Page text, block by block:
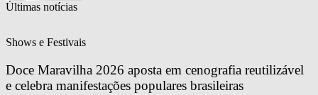
Últimas notícias
Shows e Festivais
Doce Maravilha 2026 aposta em cenografia reutilizável
e celebra manifestações populares brasileiras